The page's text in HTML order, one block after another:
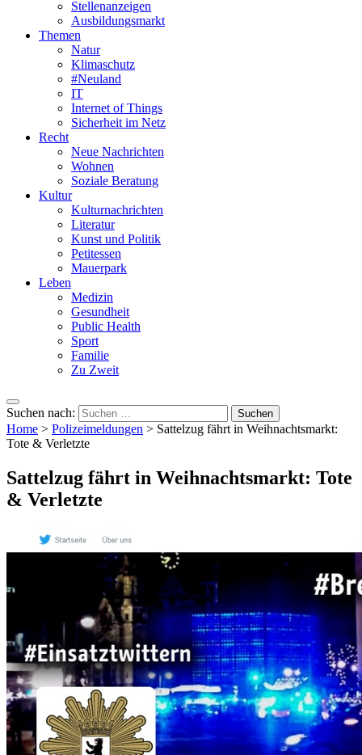
Stellenanzeigen
Ausbildungsmarkt
Themen
Natur
Klimaschutz
#Neuland
IT
Internet of Things
Sicherheit im Netz
Recht
Neue Nachrichten
Wohnen
Soziale Beratung
Kultur
Kulturnachrichten
Literatur
Kunst und Politik
Petitessen
Mauerpark
Leben
Medizin
Gesundheit
Public Health
Sport
Familie
Zu Zweit
Suchen nach:
Home > Polizeimeldungen > Sattelzug fährt in Weihnachtsmarkt:
Tote & Verletzte
Sattelzug fährt in Weihnachtsmarkt: Tote
& Verletzte